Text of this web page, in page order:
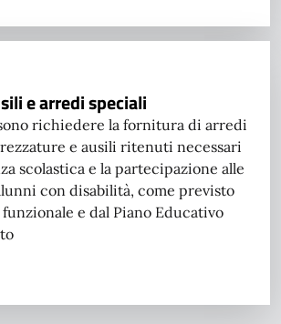
e arredi speciali
richiedere la fornitura di arredi
e ausili ritenuti necessari
scolastica e la partecipazione alle
con disabilità, come previsto
e dal Piano Educativo